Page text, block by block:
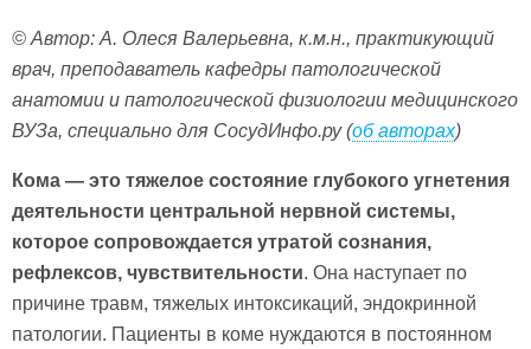
© Автор: А. Олеся Валерьевна, к.м.н., практикующий
врач, преподаватель кафедры патологической
анатомии и патологической физиологии медицинского
ВУЗа, специально для СосудИнфо.ру (об авторах)
Кома — это тяжелое состояние глубокого угнетения
деятельности центральной нервной системы,
которое сопровождается утратой сознания,
рефлексов, чувствительности. Она наступает по
причине травм, тяжелых интоксикаций, эндокринной
патологии. Пациенты в коме нуждаются в постоянном